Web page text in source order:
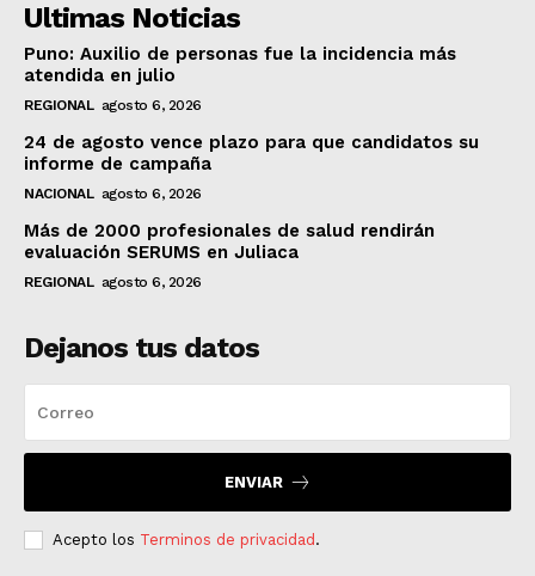
Ultimas Noticias
Puno: Auxilio de personas fue la incidencia más
atendida en julio
REGIONAL agosto 6, 2026
24 de agosto vence plazo para que candidatos su
informe de campaña
NACIONAL agosto 6, 2026
Más de 2000 profesionales de salud rendirán
evaluación SERUMS en Juliaca
REGIONAL agosto 6, 2026
Dejanos tus datos
ENVIAR
Acepto los Terminos de privacidad .